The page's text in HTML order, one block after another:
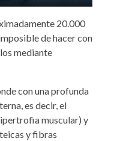
Mute Settings
Enter
20.000
de hacer con
mediante
con una profunda
es decir, el
muscular) y
y fibras